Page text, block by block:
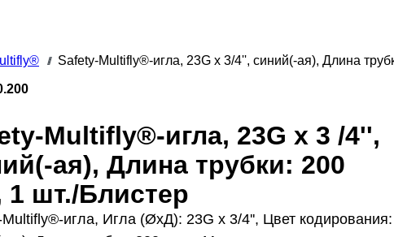
/// Safety-Multifly®-игла, 23G x 3/4'', синий(-ая), Длина
Multifly®-игла, 23G x 3 /4'',
ая), Длина трубки: 200
шт./Блистер
игла, Игла (ØxД): 23G x 3/4'', Цвет кодирования: